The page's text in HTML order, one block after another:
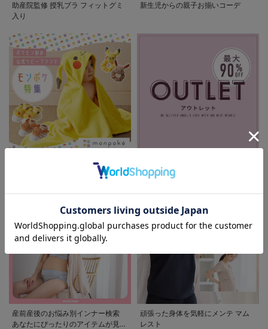
助産院監修 授乳ブラ フィットグミ
入り
新生児からの親子お揃いコーデ
産前産後のお悩み別インナー検索
あなたにぴったりのアイテムが見つ
頑張った身体を気軽にメンテ マム
レスト